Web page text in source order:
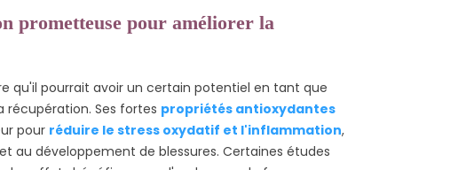
prometteuse pour améliorer la
qu'il pourrait avoir un certain potentiel en tant que
Ses fortes propriétés antioxydantes
pour réduire le stress oxydatif et l'inflammation,
au développement de blessures. Certaines études